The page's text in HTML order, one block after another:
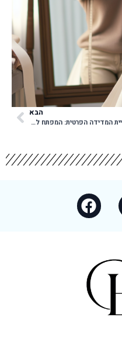
הבא
חוויית המדידה הפרטית: המפתח לשמלה המושלמת